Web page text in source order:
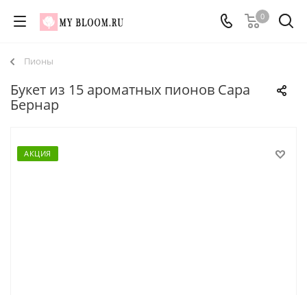
0
Пионы
Букет из 15 ароматных пионов Сара
Бернар
АКЦИЯ